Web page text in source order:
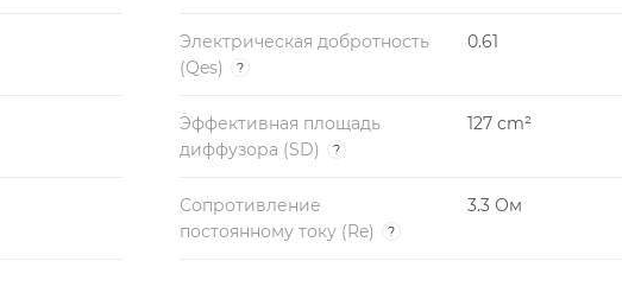
Электрическая добротность
(Qes)
?
0.61
Эффективная площадь
диффузора (SD)
?
127 cm²
Сопротивление
постоянному току (Re)
?
3.3 Ом